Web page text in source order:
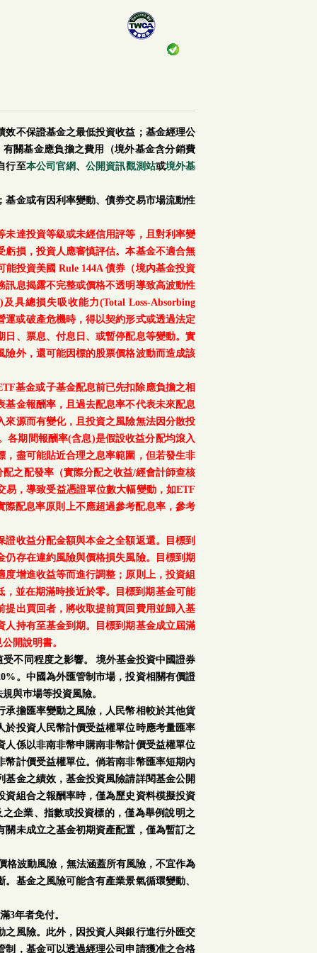
不保證基金之最低投資收益；基金經理公
關基金應負擔之費用（境外基金含分銷費
行至本公司官網、公開資訊觀測站或境外基
金或有因利率變動、債券交易市場流動性
達投資等級或未經信用評等，且對利率變
損，投資人應審慎評估。本基金不適合無
投資美國 Rule 144A 債券（境內基金投資
訊息揭露不完整或價格不透明導致高波動性
具總損失吸收能力(Total Loss-Absorbing
或破產危機時，得以契約形式或透過法定
、票息、付息日、或暫停配息等變動。實
外，還可能因標的股票價格波動而造成該
基金或子基金配息前已先扣除應負擔之相
金報酬率，且過去配息率不代表未來配息
源而有變化，且投資之風險無法因分散投
各期間報酬率(含息)是假設收益分配均滾入
盡可能貼近合理之息率範圍，但若發生非
之配發率（實際分配之收益/經會計師查核
，導致受益憑證單位數大幅變動，如ETF
配息率原則上不應超過參考配息率，參考
收益分配金額與本金之全額返還。目標到
存在違約風險與價格損失風險。目標到期
增進收益等而進行調整；原則上，投資組
並在期滿時接近於零。目標到期基金可能
出買回者，將收取提前買回費用並歸入基
持有至基金到期。目標到期基金成立屆滿
開說明書。
不同程度之影響。 境外基金投資中國證券
。中國為外匯管制市場，投資相關有價證
與巿場等投資風險。
擔匯率變動之風險，人民幣相較於其他貨
投資人民幣計價受益權單位時應考量匯率
係以非南非幣申購南非幣計價受益權單位
計價受益權單位。倘若南非幣匯率短期內
金之績效，基金投資風險請詳閱基金公開
組合之報酬率時，僅為歷史資料模擬投資
企業、指數或投資標的，僅為舉例說明之
未成立之基金初期資產配置，僅為暫訂之
格波動風險，無法涵蓋所有風險，不宜作為
基金之風險可能含有產業景氣循環變動、
3年者免付。
風險。此外，因投資人與銀行進行外匯交
，基金可以透過經理公司申請獲准之合格